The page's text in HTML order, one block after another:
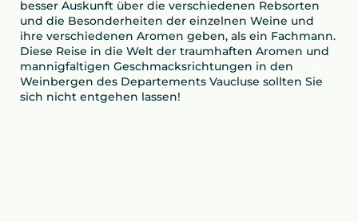
besser Auskunft über die verschiedenen Rebsorten
und die Besonderheiten der einzelnen Weine und
ihre verschiedenen Aromen geben, als ein Fachmann.
Diese Reise in die Welt der traumhaften Aromen und
mannigfaltigen Geschmacksrichtungen in den
Weinbergen des Departements Vaucluse sollten Sie
sich nicht entgehen lassen!